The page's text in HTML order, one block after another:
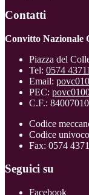
Contatti
Convitto Nazionale
Piazza del
Tel: 0574 43711
Email:
PEC:
C.F.:
Codice
Codice
Fax: 0574
Seguici su
Facebook